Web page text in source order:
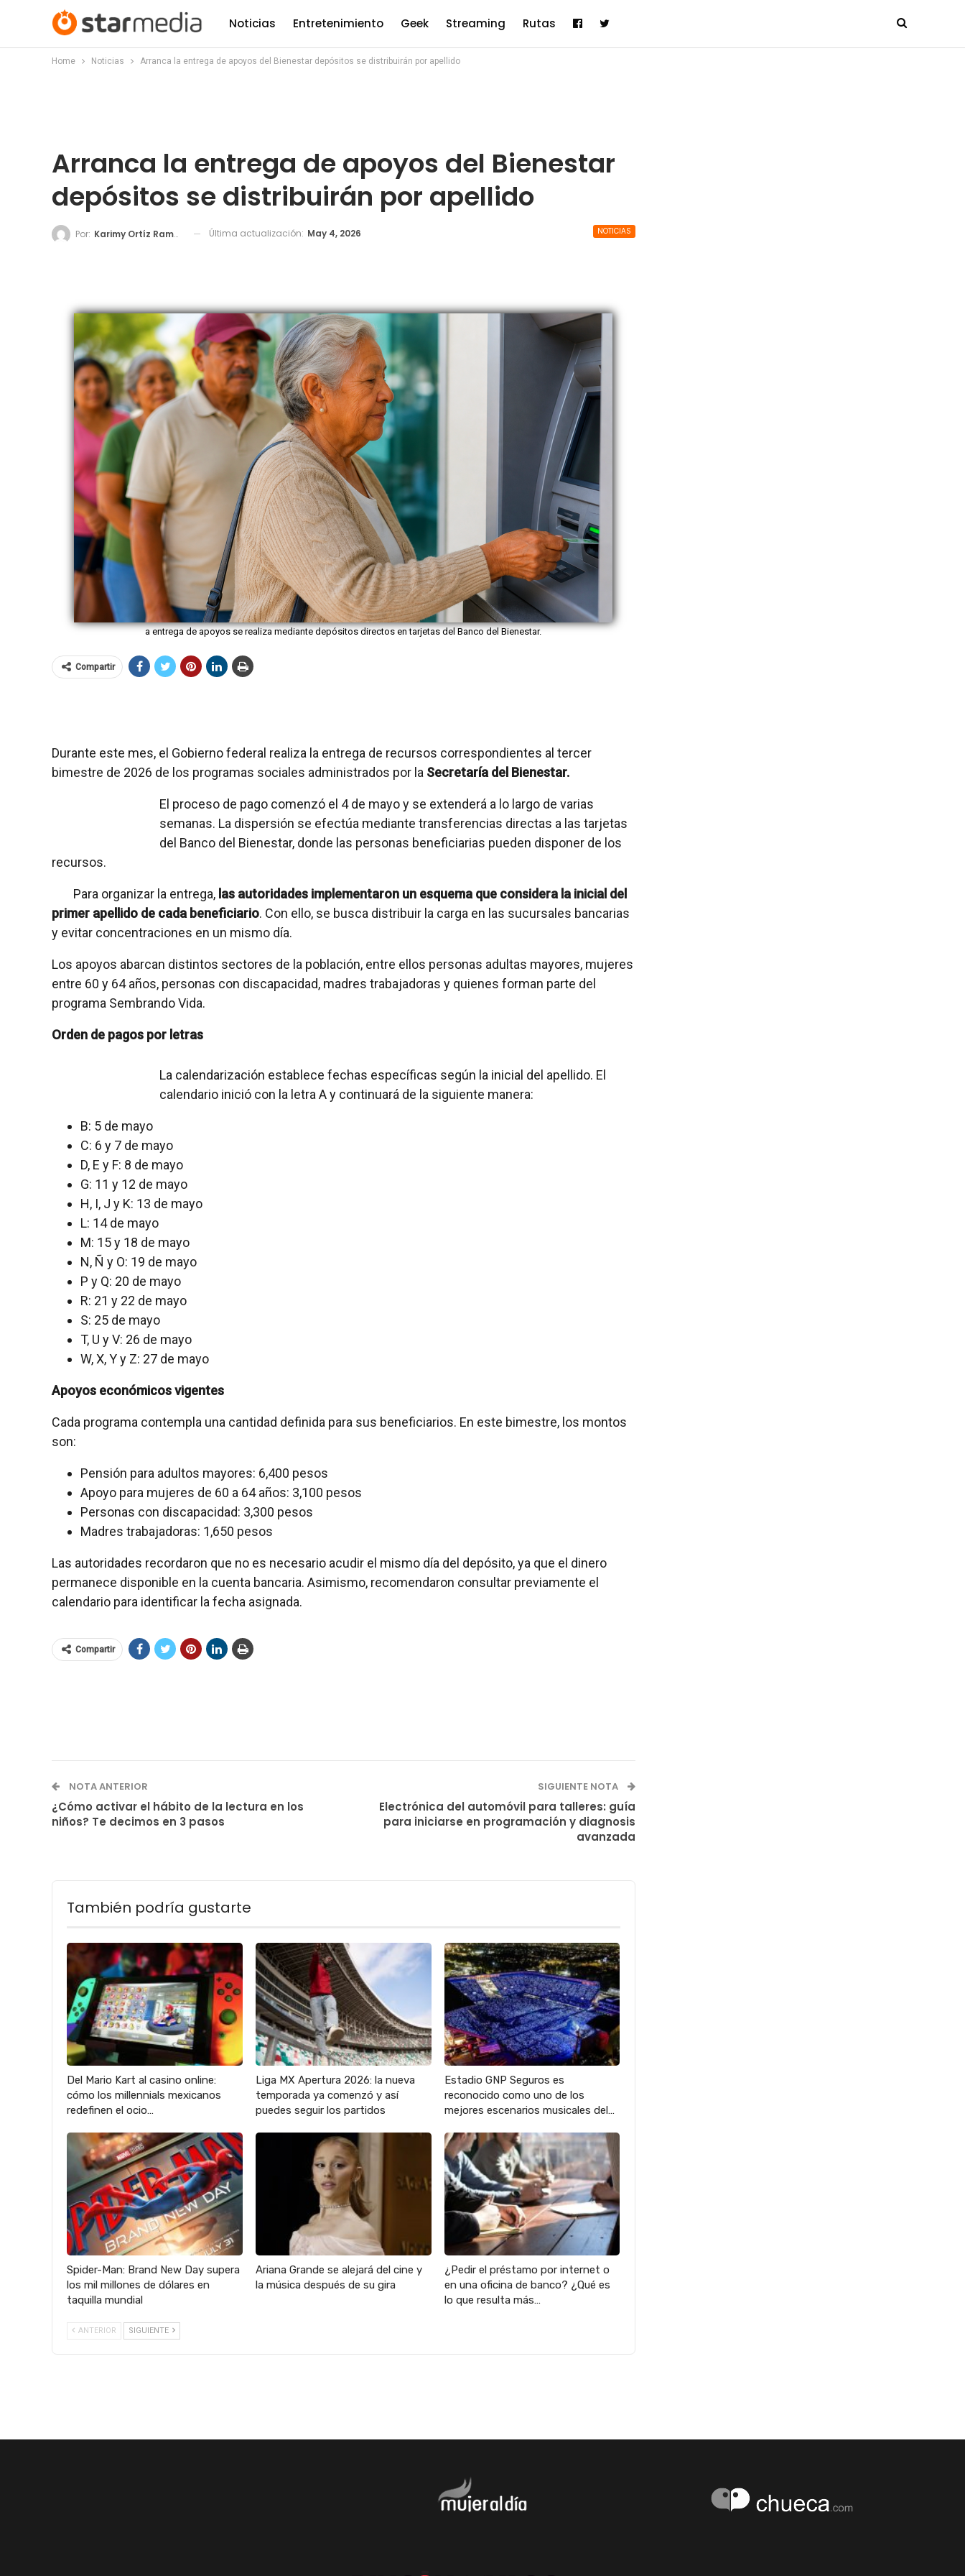
Noticias Entretenimiento Geek Streaming Rutas
Home Noticias Arranca la entrega de apoyos del Bienestar depósitos se distribuirán por apellido
Arranca la entrega de apoyos del Bienestar
depósitos se distribuirán por apellido
NOTICIAS
Por: Karimy Ortíz Ramos Última actualización: May 4, 2026
a entrega de apoyos se realiza mediante depósitos directos en tarjetas del Banco del Bienestar.
Compartir
Durante este mes, el Gobierno federal realiza la entrega de recursos correspondientes al tercer
bimestre de 2026 de los programas sociales administrados por la Secretaría del Bienestar.
El proceso de pago comenzó el 4 de mayo y se extenderá a lo largo de varias
semanas. La dispersión se efectúa mediante transferencias directas a las tarjetas
del Banco del Bienestar, donde las personas beneficiarias pueden disponer de los
recursos.
Para organizar la entrega, las autoridades implementaron un esquema que considera la inicial del
primer apellido de cada beneficiario. Con ello, se busca distribuir la carga en las sucursales bancarias
y evitar concentraciones en un mismo día.
Los apoyos abarcan distintos sectores de la población, entre ellos personas adultas mayores, mujeres
entre 60 y 64 años, personas con discapacidad, madres trabajadoras y quienes forman parte del
programa Sembrando Vida.
Orden de pagos por letras
La calendarización establece fechas específicas según la inicial del apellido. El
calendario inició con la letra A y continuará de la siguiente manera:
B: 5 de mayo
C: 6 y 7 de mayo
D, E y F: 8 de mayo
G: 11 y 12 de mayo
H, I, J y K: 13 de mayo
L: 14 de mayo
M: 15 y 18 de mayo
N, Ñ y O: 19 de mayo
P y Q: 20 de mayo
R: 21 y 22 de mayo
S: 25 de mayo
T, U y V: 26 de mayo
W, X, Y y Z: 27 de mayo
Apoyos económicos vigentes
Cada programa contempla una cantidad definida para sus beneficiarios. En este bimestre, los montos
son:
Pensión para adultos mayores: 6,400 pesos
Apoyo para mujeres de 60 a 64 años: 3,100 pesos
Personas con discapacidad: 3,300 pesos
Madres trabajadoras: 1,650 pesos
Las autoridades recordaron que no es necesario acudir el mismo día del depósito, ya que el dinero
permanece disponible en la cuenta bancaria. Asimismo, recomendaron consultar previamente el
calendario para identificar la fecha asignada.
Compartir
NOTA ANTERIOR
¿Cómo activar el hábito de la lectura en los
niños? Te decimos en 3 pasos
SIGUIENTE NOTA
Electrónica del automóvil para talleres: guía
para iniciarse en programación y diagnosis
avanzada
También podría gustarte
Del Mario Kart al casino online:
cómo los millennials mexicanos
redefinen el ocio…
Liga MX Apertura 2026: la nueva
temporada ya comenzó y así
puedes seguir los partidos
Estadio GNP Seguros es
reconocido como uno de los
mejores escenarios musicales del…
Spider-Man: Brand New Day supera
los mil millones de dólares en
taquilla mundial
Ariana Grande se alejará del cine y
la música después de su gira
¿Pedir el préstamo por internet o
en una oficina de banco? ¿Qué es
lo que resulta más…
ANTERIOR SIGUIENTE